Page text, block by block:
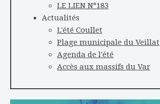
LE LIEN N°183
Actualités
L'été Coullet
Plage municipale du Veillat
Agenda de l'été
Accès aux massifs du Var